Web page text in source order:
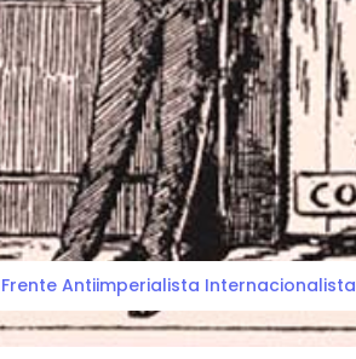
Frente Antiimperialista Internacionalista